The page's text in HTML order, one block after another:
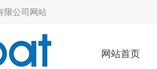
限公司网站
网站首页